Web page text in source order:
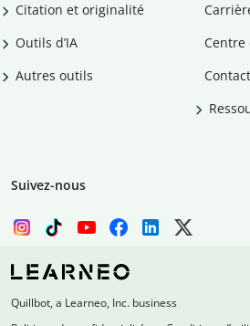
Citation et originalité
Outils d’IA
Autres outils
Centre
Suivez-nous
Quillbot, a Learneo, Inc. business